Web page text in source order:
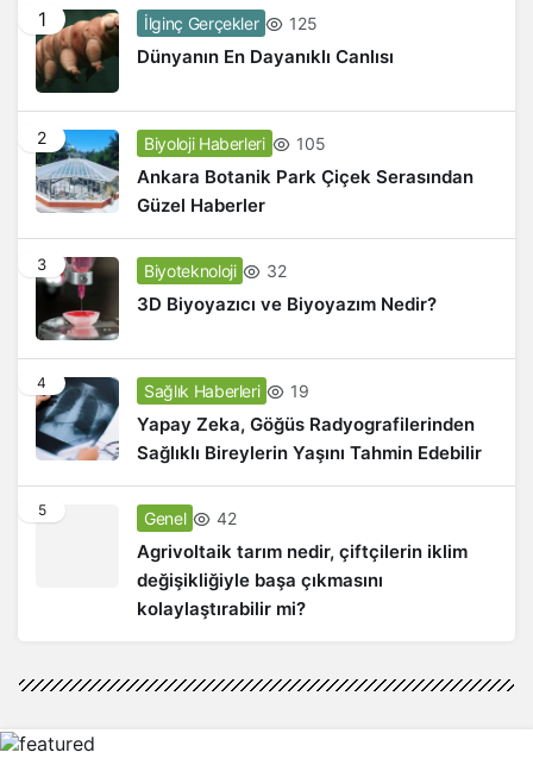
1 İlginç Gerçekler 125
Dünyanın En Dayanıklı Canlısı
2 Biyoloji Haberleri 105
Ankara Botanik Park Çiçek Serasından
Güzel Haberler
3 Biyoteknoloji 32
3D Biyoyazıcı ve Biyoyazım Nedir?
4 Sağlık Haberleri 19
Yapay Zeka, Göğüs Radyografilerinden
Sağlıklı Bireylerin Yaşını Tahmin Edebilir
5 Genel 42
Agrivoltaik tarım nedir, çiftçilerin iklim
değişikliğiyle başa çıkmasını
kolaylaştırabilir mi?